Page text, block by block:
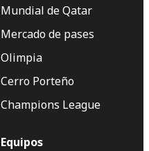
Mundial de Qatar
Mercado de pases
Olimpia
Cerro Porteño
Champions League
Equipos